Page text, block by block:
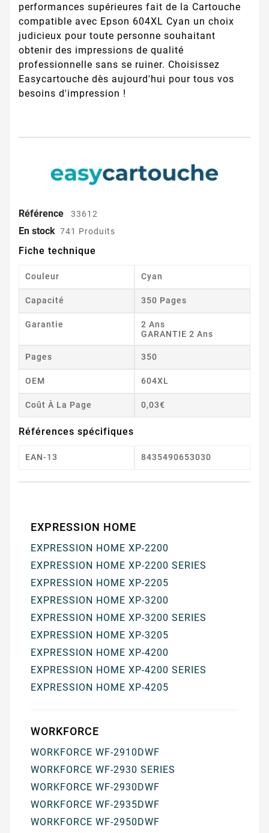
performances supérieures fait de la Cartouche
compatible avec Epson 604XL Cyan un choix
judicieux pour toute personne souhaitant
obtenir des impressions de qualité
professionnelle sans se ruiner. Choisissez
Easycartouche dès aujourd'hui pour tous vos
besoins d'impression !
Référence 33612
En stock 741 Produits
Fiche technique
Couleur Cyan
Capacité 350 Pages
Garantie
2 Ans
GARANTIE 2 Ans
Pages 350
OEM 604XL
Coût À La Page 0,03€
Références spécifiques
EAN-13 8435490653030
EXPRESSION HOME
EXPRESSION HOME XP-2200
EXPRESSION HOME XP-2200 SERIES
EXPRESSION HOME XP-2205
EXPRESSION HOME XP-3200
EXPRESSION HOME XP-3200 SERIES
EXPRESSION HOME XP-3205
EXPRESSION HOME XP-4200
EXPRESSION HOME XP-4200 SERIES
EXPRESSION HOME XP-4205
WORKFORCE
WORKFORCE WF-2910DWF
WORKFORCE WF-2930 SERIES
WORKFORCE WF-2930DWF
WORKFORCE WF-2935DWF
WORKFORCE WF-2950DWF